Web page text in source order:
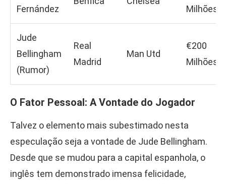
Fernández
Milhões
Jude
Bellingham
(Rumor)
Real
Madrid
Man Utd
€200
Milhões
O Fator Pessoal: A Vontade do Jogador
Talvez o elemento mais subestimado nesta
especulação seja a vontade de Jude Bellingham.
Desde que se mudou para a capital espanhola, o
inglês tem demonstrado imensa felicidade,